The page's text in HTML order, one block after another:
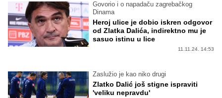
Govorio i o napadaču zagrebačkog
Dinama
Heroj ulice je dobio iskren odgovor
od Zlatka Dalića, indirektno mu je
sasuo istinu u lice
11.11.24. 14:53
Zaslužio je kao niko drugi
Zlatko Dalić još stigne ispraviti
'veliku nepravdu'